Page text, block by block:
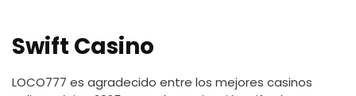
Swift Casino
LOCO777 es agradecido entre los mejores casinos